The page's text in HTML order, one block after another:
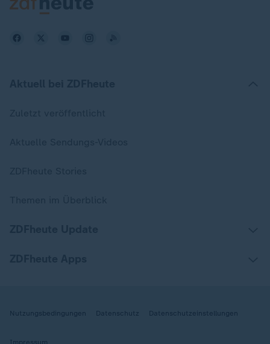
Nutzungsbedingungen Datenschutz Datenschutzeinstellungen
Impressum